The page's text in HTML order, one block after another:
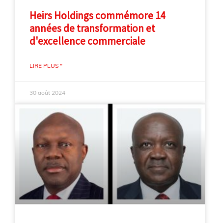
Heirs Holdings commémore 14
années de transformation et
d'excellence commerciale
LIRE PLUS "
30 août 2024